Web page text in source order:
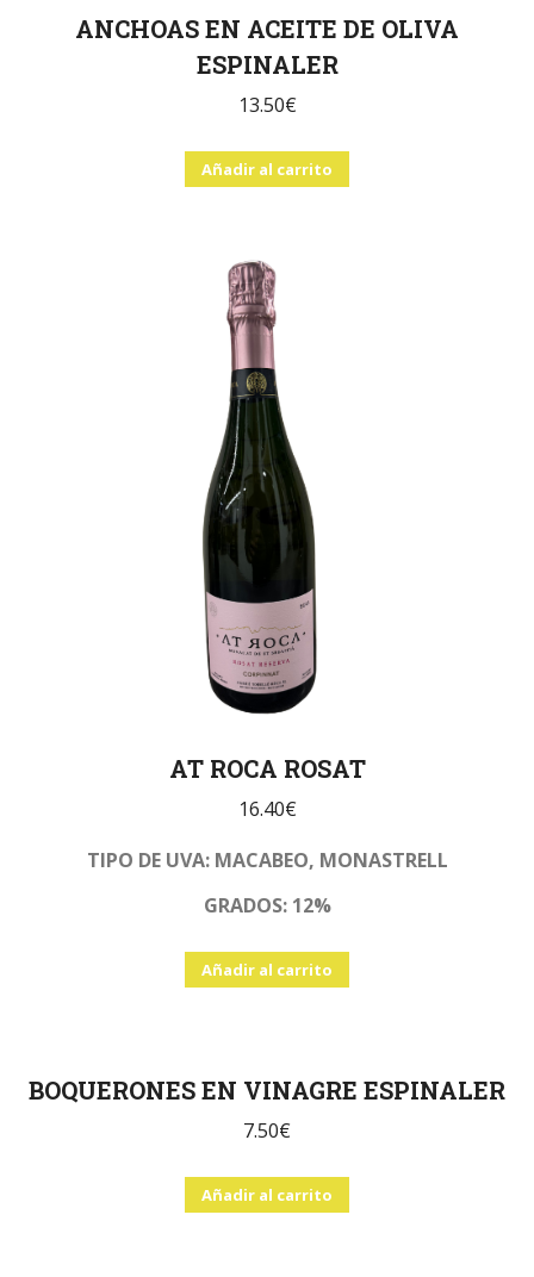
ANCHOAS EN ACEITE DE OLIVA
ESPINALER
13.50€
Añadir al carrito
AT ROCA ROSAT
16.40€
TIPO DE UVA: MACABEO, MONASTRELL
GRADOS: 12%
Añadir al carrito
BOQUERONES EN VINAGRE ESPINALER
7.50€
Añadir al carrito